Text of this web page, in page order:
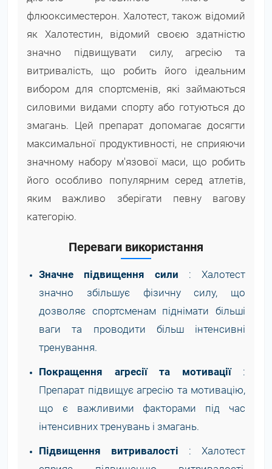
флюоксиместерон. Халотест, також відомий
як Халотестин, відомий своєю здатністю
значно підвищувати силу, агресію та
витривалість, що робить його ідеальним
вибором для спортсменів, які займаються
силовими видами спорту або готуються до
змагань. Цей препарат допомагає досягти
максимальної продуктивності, не сприяючи
значному набору м'язової маси, що робить
його особливо популярним серед атлетів,
яким важливо зберігати певну вагову
категорію.
Переваги використання
Значне підвищення сили : Халотест
значно збільшує фізичну силу, що
дозволяє спортсменам піднімати більші
ваги та проводити більш інтенсивні
тренування.
Покращення агресії та мотивації :
Препарат підвищує агресію та мотивацію,
що є важливими факторами під час
інтенсивних тренувань і змагань.
Підвищення витривалості : Халотест